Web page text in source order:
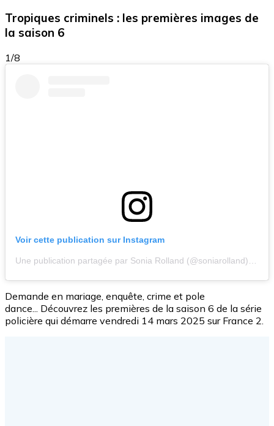
Tropiques criminels : les premières images de
la saison 6
1/8
Voir cette publication sur Instagram
Demande en mariage, enquête, crime et pole
dance... Découvrez les premières de la saison 6 de la série
policière qui démarre vendredi 14 mars 2025 sur France 2.